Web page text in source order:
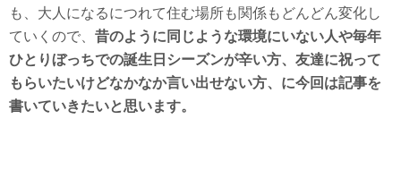
も、大人になるにつれて住む場所も関係もどんどん変化し
ていくので、 昔のように同じような環境にいない人や毎年
ひとりぼっちでの誕生日シーズンが辛い方、友達に祝って
もらいたいけどなかなか言い出せない方、に今回は記事を
書いていきたいと思います。